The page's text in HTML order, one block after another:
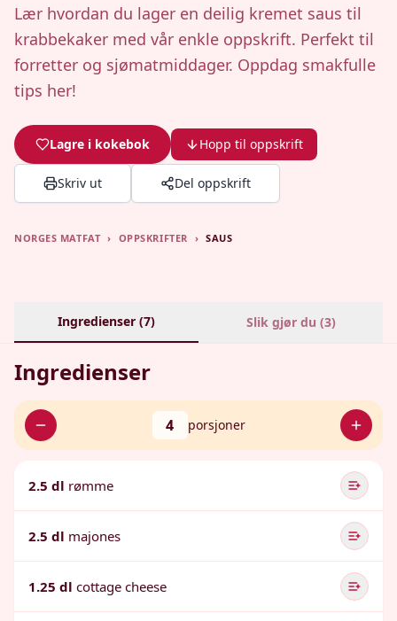
Lær hvordan du lager en deilig kremet saus til
krabbekaker med vår enkle oppskrift. Perfekt til
forretter og sjømatmiddager. Oppdag smakfulle
tips her!
Lagre i kokebok Hopp til oppskrift
Skriv ut Del oppskrift
NORGES MATFAT › OPPSKRIFTER › SAUS
Ingredienser (7) Slik gjør du (3)
Ingredienser
4 porsjoner
2.5 dl rømme
2.5 dl majones
1.25 dl cottage cheese